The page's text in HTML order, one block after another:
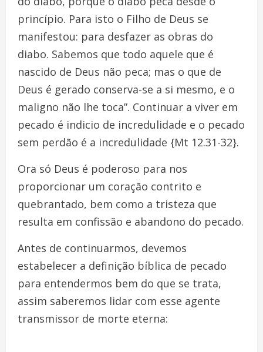
princípio. Para isto o Filho de Deus se
manifestou: para desfazer as obras do
diabo. Sabemos que todo aquele que é
nascido de Deus não peca; mas o que de
Deus é gerado conserva-se a si mesmo, e o
maligno não lhe toca”. Continuar a viver em
pecado é indicio de incredulidade e o pecado
sem perdão é a incredulidade {Mt 12.31-32}.
Ora só Deus é poderoso para nos
proporcionar um coração contrito e
quebrantado, bem como a tristeza que
resulta em confissão e abandono do pecado.
Antes de continuarmos, devemos
estabelecer a definição bíblica de pecado
para entendermos bem do que se trata,
assim saberemos lidar com esse agente
transmissor de morte eterna: